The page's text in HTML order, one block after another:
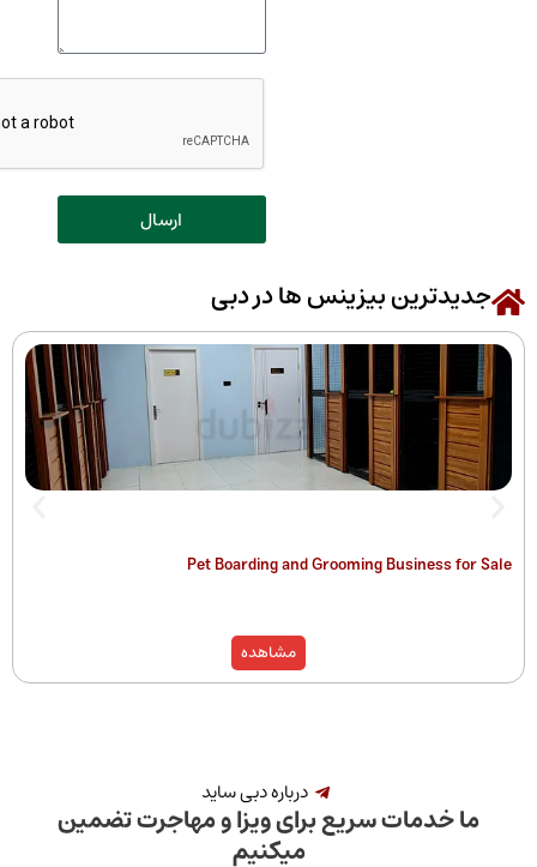
بیزینس ها در دبی
Pet Boarding and Grooming
درباره دبی ساید
سریع برای ویزا و مهاجرت تضمین